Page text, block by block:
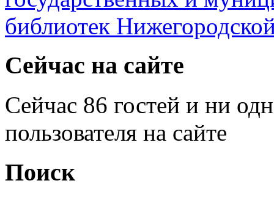
Сейчас на сайте
Сейчас 86 гостей и ни
пользователя на сайте
Поиск